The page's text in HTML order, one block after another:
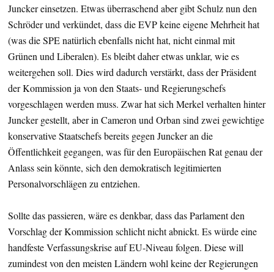
Juncker einsetzen. Etwas überraschend aber gibt Schulz nun den
Schröder und verkündet, dass die EVP keine eigene Mehrheit hat
(was die SPE natürlich ebenfalls nicht hat, nicht einmal mit
Grünen und Liberalen). Es bleibt daher etwas unklar, wie es
weitergehen soll. Dies wird dadurch verstärkt, dass der Präsident
der Kommission ja von den Staats- und Regierungschefs
vorgeschlagen werden muss. Zwar hat sich Merkel verhalten hinter
Juncker gestellt, aber in Cameron und Orban sind zwei gewichtige
konservative Staatschefs bereits gegen Juncker an die
Öffentlichkeit gegangen, was für den Europäischen Rat genau der
Anlass sein könnte, sich den demokratisch legitimierten
Personalvorschlägen zu entziehen.
Sollte das passieren, wäre es denkbar, dass das Parlament den
Vorschlag der Kommission schlicht nicht abnickt. Es würde eine
handfeste Verfassungskrise auf EU-Niveau folgen. Diese will
zumindest von den meisten Ländern wohl keine der Regierungen